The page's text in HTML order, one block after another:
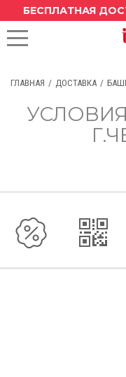
БЕСПЛАТНАЯ
ГЛАВНАЯ ДОСТАВКА